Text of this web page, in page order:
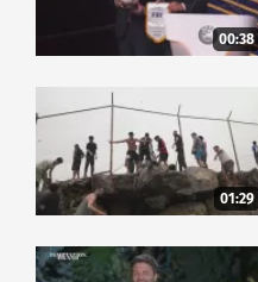
00:38
01:29